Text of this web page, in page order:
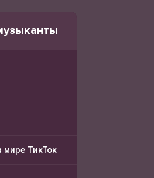
мире ТикТок